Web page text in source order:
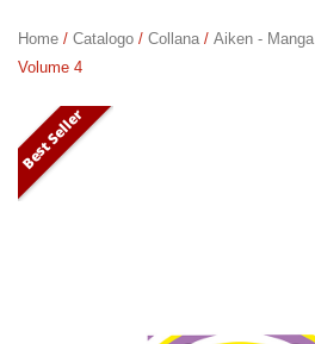
Home / Catalogo / Collana / Aiken - Manga
Volume 4
Best Seller